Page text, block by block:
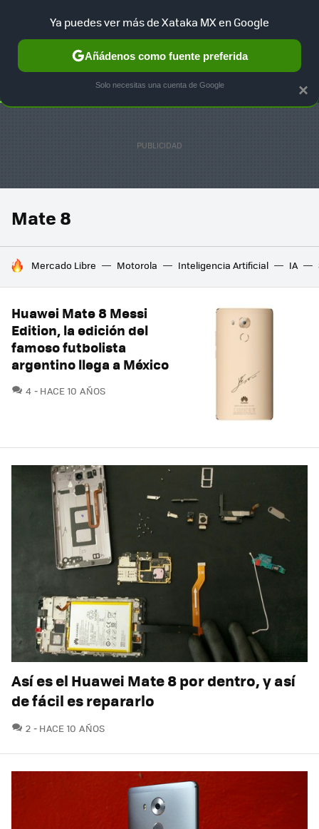
SELECCIÓN GAMING HOME AUTO TERRITORIO
Mate 8
HOY SE HABLA DE
Mercado Libre Motorola Inteligencia Artificial IA
Huawei Mate 8 Messi
Edition, la edición del
famoso futbolista
argentino llega a México
4 COMENTARIOS
HACE 10 AÑOS
Así es el Huawei Mate 8 por dentro, y así
de fácil es repararlo
2 COMENTARIOS
HACE 10 AÑOS
×
Ya puedes ver más de Xataka MX en Google
Añádenos como fuente preferida
Solo necesitas una cuenta de Google